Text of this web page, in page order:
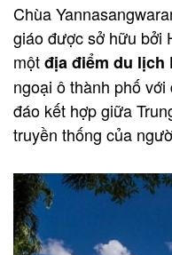
Chùa
giáo được sở hữu bởi
mộtđịa điểm du lịch
ngoại ô thành phố
đáo kết hợp giữa
truyền thống của